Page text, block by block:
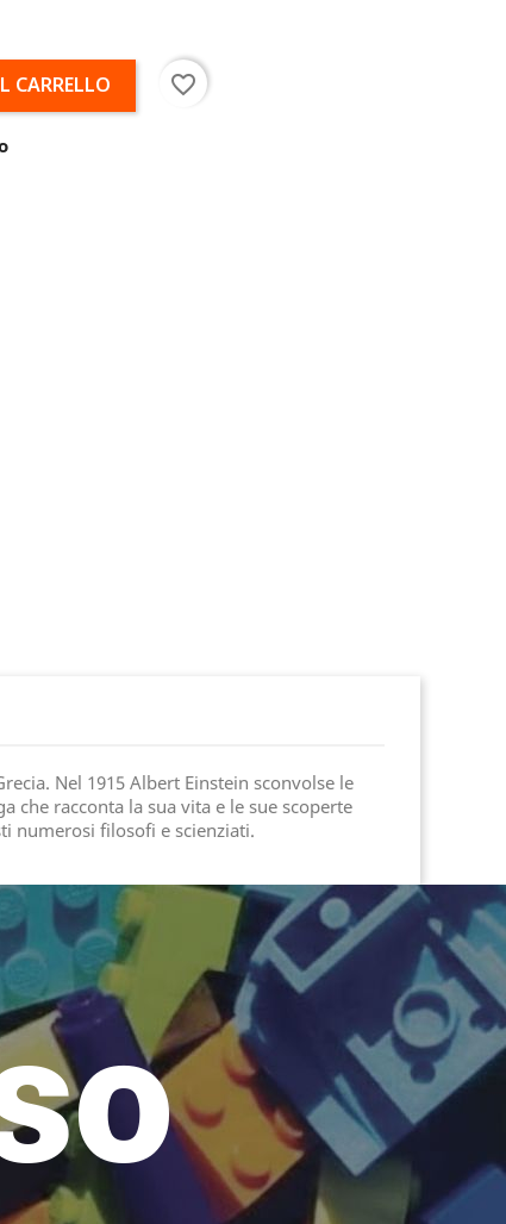
CARRELLO favorite_border
Nel 1915 Albert Einstein sconvolse le
che racconta la sua vita e le sue scoperte
numerosi filosofi e scienziati.